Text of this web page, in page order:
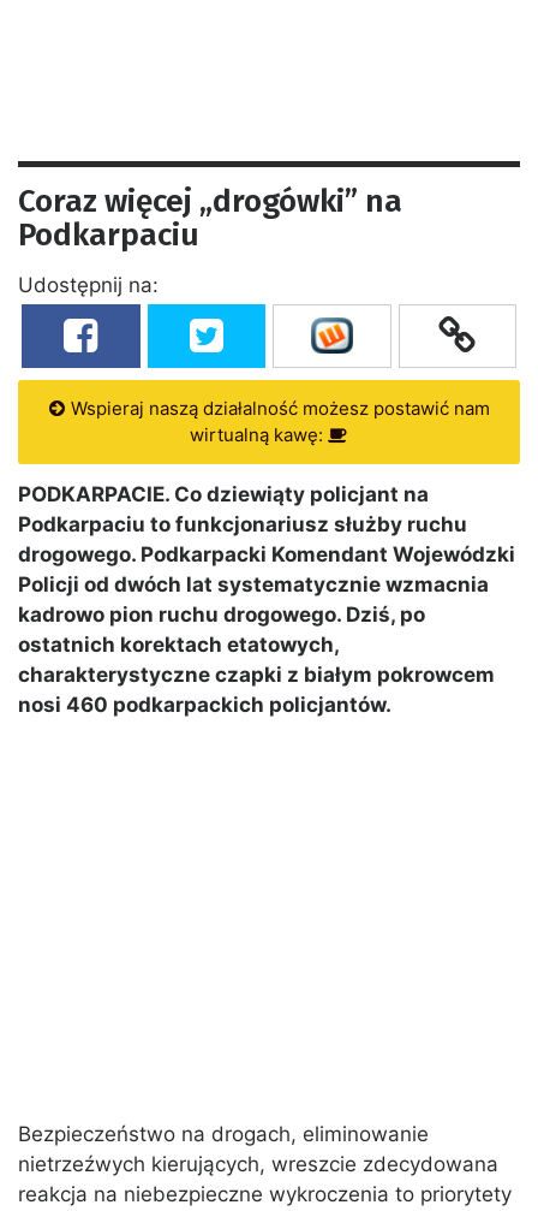
Coraz więcej „drogówki” na
Podkarpaciu
Udostępnij na:
Wspieraj naszą działalność możesz postawić nam
wirtualną kawę:
PODKARPACIE. Co dziewiąty policjant na
Podkarpaciu to funkcjonariusz służby ruchu
drogowego. Podkarpacki Komendant Wojewódzki
Policji od dwóch lat systematycznie wzmacnia
kadrowo pion ruchu drogowego. Dziś, po
ostatnich korektach etatowych,
charakterystyczne czapki z białym pokrowcem
nosi 460 podkarpackich policjantów.
Bezpieczeństwo na drogach, eliminowanie
nietrzeźwych kierujących, wreszcie zdecydowana
reakcja na niebezpieczne wykroczenia to priorytety